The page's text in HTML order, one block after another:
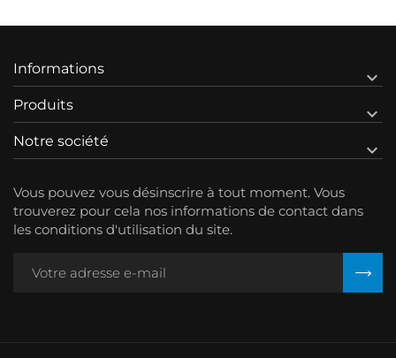
Informations 
Produits 
Notre société 
Vous pouvez vous désinscrire à tout moment. Vous
trouverez pour cela nos informations de contact dans
les conditions d'utilisation du site.